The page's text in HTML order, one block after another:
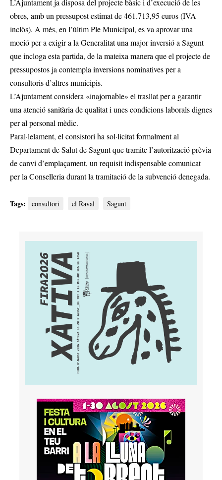
L’Ajuntament ja disposa del projecte bàsic i d’execució de les
obres, amb un pressupost estimat de 461.713,95 euros (IVA
inclòs). A més, en l’últim Ple Municipal, es va aprovar una
moció per a exigir a la Generalitat una major inversió a Sagunt
que incloga esta partida, de la mateixa manera que el projecte de
pressupostos ja contempla inversions nominatives per a
consultoris d’altres municipis.
L’Ajuntament considera «inajornable» el trasllat per a garantir
una atenció sanitària de qualitat i unes condicions laborals dignes
per al personal mèdic.
Paral·lelament, el consistori ha sol·licitat formalment al
Departament de Salut de Sagunt que tramite l’autorització prèvia
de canvi d’emplaçament, un requisit indispensable comunicat
per la Conselleria durant la tramitació de la subvenció denegada.
Tags: consultori el Raval Sagunt